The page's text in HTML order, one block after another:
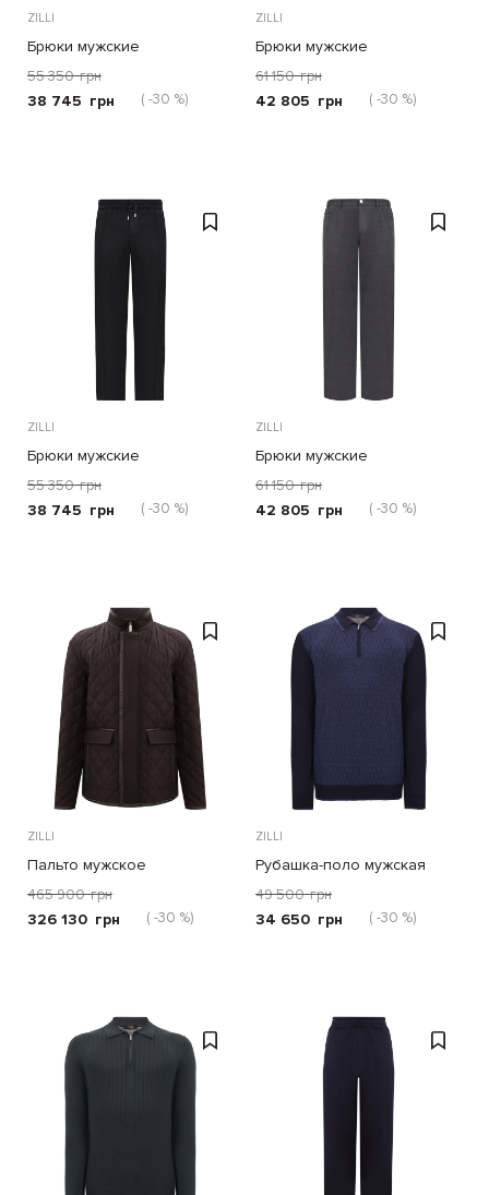
ZILLI
Брюки мужские
55 350 грн
38 745 грн ( -30 %)
ZILLI
Брюки мужские
61 150 грн
42 805 грн ( -30 %)
ZILLI
Брюки мужские
55 350 грн
38 745 грн ( -30 %)
ZILLI
Брюки мужские
61 150 грн
42 805 грн ( -30 %)
ZILLI
Пальто мужское
465 900 грн
326 130 грн ( -30 %)
ZILLI
Рубашка-поло мужская
49 500 грн
34 650 грн ( -30 %)